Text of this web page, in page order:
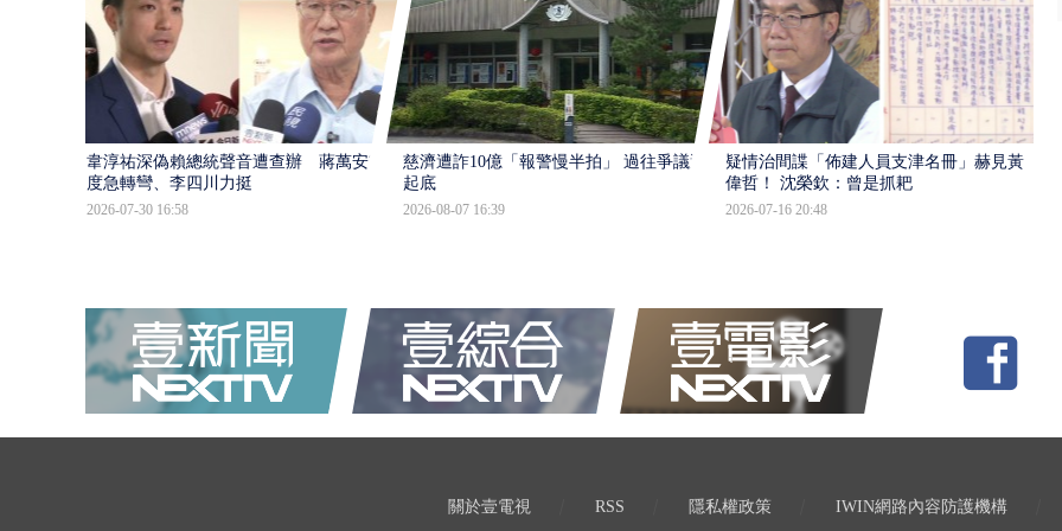
韋淳祐深偽賴總統聲音遭查辦 蔣萬安態
度急轉彎、李四川力挺
2026-07-30 16:58
慈濟遭詐10億「報警慢半拍」 過往爭議遭
起底
2026-08-07 16:39
疑情治間諜「佈建人員支津名冊」赫見黃
偉哲！ 沈榮欽：曾是抓耙
2026-07-16 20:48
關於壹電視 RSS 隱私權政策 IWIN網路內容防護機構